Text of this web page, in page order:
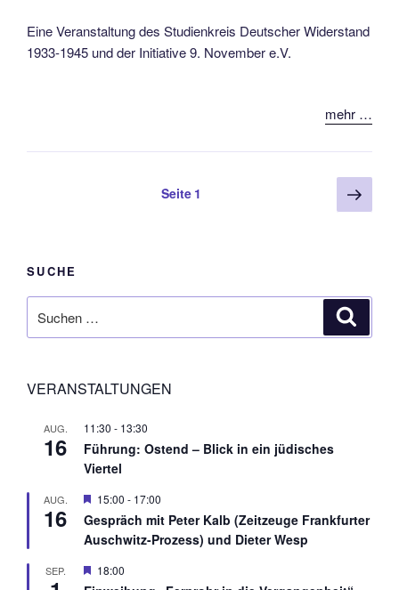
Eine Veranstaltung des Studienkreis Deutscher Widerstand
1933-1945 und der Initiative 9. November e.V.
mehr …
Seitennummerierung
Seite 1
Seite
SUCHE
nach:
VERANSTALTUNGEN
AUG.
16
11:30 - 13:30
Führung: Ostend – Blick in ein jüdisches
Viertel
AUG.
16
H
r
v
r
15:00 - 17:00
Gespräch mit Peter Kalb (Zeitzeuge Frankfurter
Auschwitz-Prozess) und Dieter Wesp
SEP.
H
18:00